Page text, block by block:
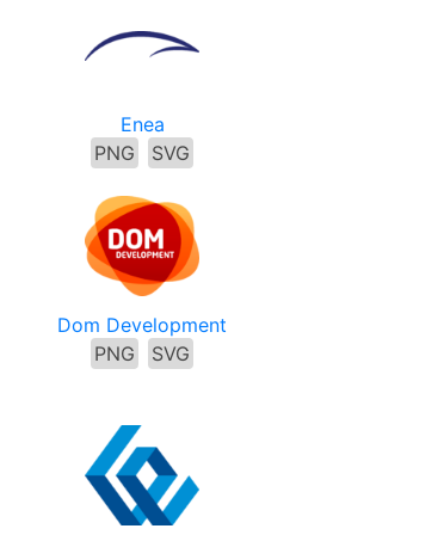
Enea
PNG
SVG
Dom Development
PNG
SVG